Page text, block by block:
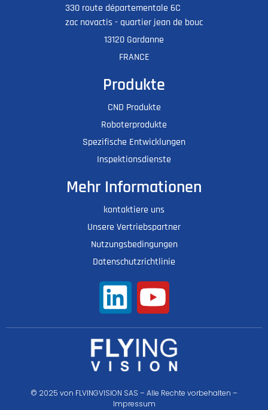
330 route départementale 6C
zac novactis - quartier jean de bouc
13120 Gardanne
FRANCE
Produkte
CND Produkte
Roboterprodukte
Spezifische Entwicklungen
Inspektionsdienste
Mehr Informationen
kontaktiere uns
Unsere Vertriebspartner
Nutzungsbedingungen
Datenschutzrichtlinie
© 2025 von FLVINGVISION SAS – Alle Rechte vorbehalten –
Impressum